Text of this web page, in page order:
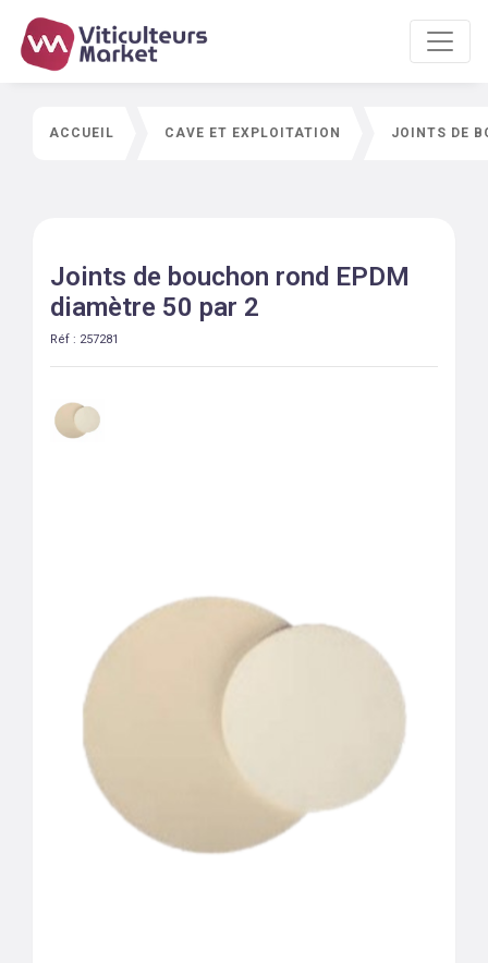
ACCUEIL CAVE ET EXPLOITATION JOINTS DE
Joints de bouchon rond EPDM
diamètre 50 par 2
Réf : 257281